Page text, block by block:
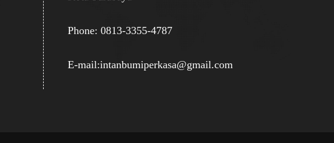
Phone: 0813-3355-4787
E-mail:intanbumiperkasa@gmail.com